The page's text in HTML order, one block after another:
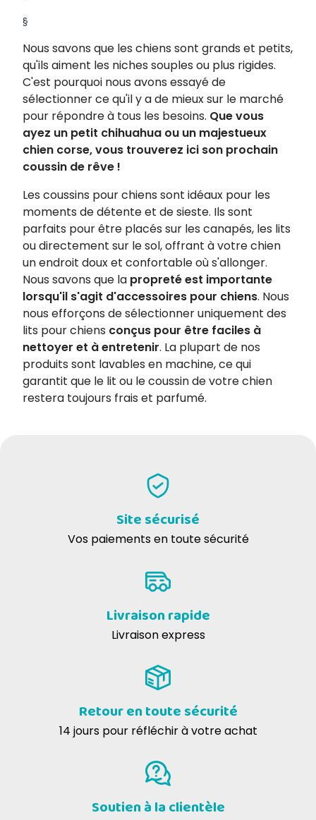
§
Nous savons que les chiens sont grands et petits,
qu'ils aiment les niches souples ou plus rigides.
C'est pourquoi nous avons essayé de
sélectionner ce qu'il y a de mieux sur le marché
pour répondre à tous les besoins. Que vous
ayez un petit chihuahua ou un majestueux
chien corse, vous trouverez ici son prochain
coussin de rêve !
Les coussins pour chiens sont idéaux pour les
moments de détente et de sieste. Ils sont
parfaits pour être placés sur les canapés, les lits
ou directement sur le sol, offrant à votre chien
un endroit doux et confortable où s'allonger.
Nous savons que la propreté est importante
lorsqu'il s'agit d'accessoires pour chiens. Nous
nous efforçons de sélectionner uniquement des
lits pour chiens conçus pour être faciles à
nettoyer et à entretenir. La plupart de nos
produits sont lavables en machine, ce qui
garantit que le lit ou le coussin de votre chien
restera toujours frais et parfumé.
Site sécurisé
Vos paiements en toute sécurité
Livraison rapide
Livraison express
Retour en toute sécurité
14 jours pour réfléchir à votre achat
Soutien à la clientèle